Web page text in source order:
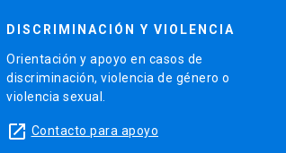
DISCRIMINACIÓN Y VIOLENCIA
Orientación y apoyo en casos de
discriminación, violencia de género o
violencia sexual.
launch Contacto para apoyo